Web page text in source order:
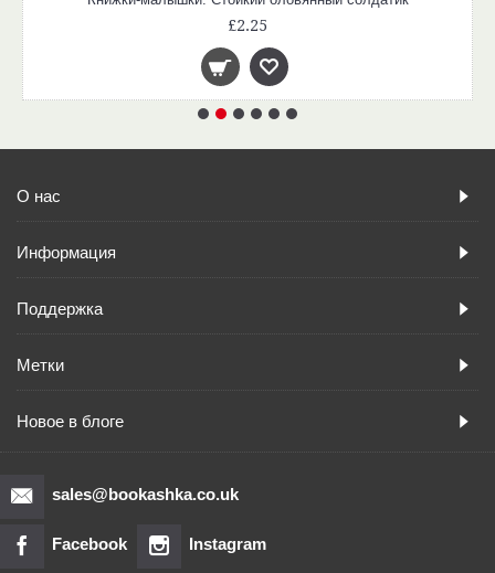
£2.25
О нас
Информация
Поддержка
Метки
Новое в блоге
sales@bookashka.co.uk
Facebook Instagram